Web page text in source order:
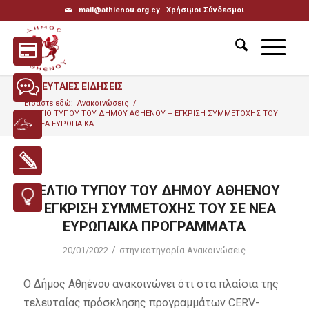
mail@athienou.org.cy | Χρήσιμοι Σύνδεσμοι
ΤΕΛΕΥΤΑΙΕΣ ΕΙΔΗΣΕΙΣ
Είσαστε εδώ: Ανακοινώσεις /
ΔΕΛΤΙΟ ΤΥΠΟΥ ΤΟΥ ΔΗΜΟΥ ΑΘΗΕΝΟΥ – ΕΓΚΡΙΣΗ ΣΥΜΜΕΤΟΧΗΣ ΤΟΥ
ΣΕ ΝΕΑ ΕΥΡΩΠΑΙΚΑ ...
ΔΕΛΤΙΟ ΤΥΠΟΥ ΤΟΥ ΔΗΜΟΥ ΑΘΗΕΝΟΥ
– ΕΓΚΡΙΣΗ ΣΥΜΜΕΤΟΧΗΣ ΤΟΥ ΣΕ ΝΕΑ
ΕΥΡΩΠΑΙΚΑ ΠΡΟΓΡΑΜΜΑΤΑ
20/01/2022 / στην κατηγορίαΑνακοινώσεις
Ο Δήμος Αθηένου ανακοινώνει ότι στα πλαίσια της
τελευταίας πρόσκλησης προγραμμάτων CERV-